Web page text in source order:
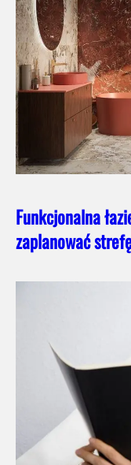
Funkcjonalna
zaplanować